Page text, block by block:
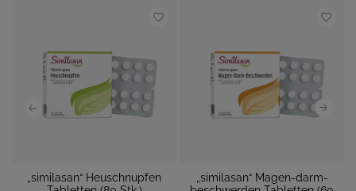
„similasan“ Heuschnupfen
„similasan“ Magen-darm-